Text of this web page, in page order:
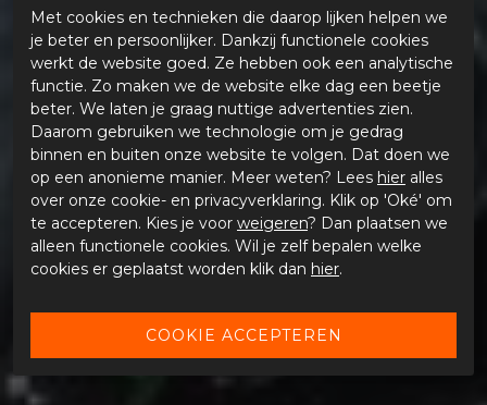
Met cookies en technieken die daarop lijken helpen we
je beter en persoonlijker. Dankzij functionele cookies
werkt de website goed. Ze hebben ook een analytische
functie. Zo maken we de website elke dag een beetje
beter. We laten je graag nuttige advertenties zien.
Daarom gebruiken we technologie om je gedrag
binnen en buiten onze website te volgen. Dat doen we
op een anonieme manier. Meer weten? Lees hier alles
over onze cookie- en privacyverklaring. Klik op 'Oké' om
te accepteren. Kies je voor weigeren? Dan plaatsen we
alleen functionele cookies. Wil je zelf bepalen welke
cookies er geplaatst worden klik dan hier.